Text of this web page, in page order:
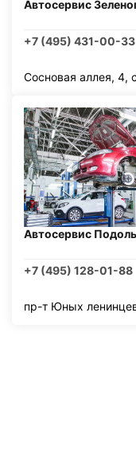
Автосервис
+7 (495) 431-00-33
Сосновая аллея, 4,
Автосервис
+7 (495) 128-01-88
пр-т Юных